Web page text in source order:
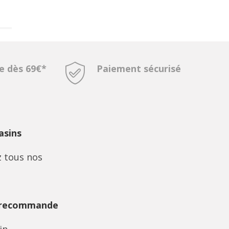
dès 69€* Paiement sécurisé
tous nos